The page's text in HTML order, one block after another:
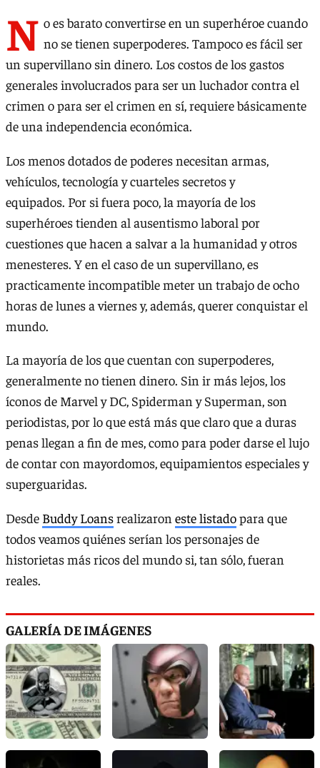
N o es barato convertirse en un superhéroe cuando
no se tienen superpoderes. Tampoco es fácil ser
un supervillano sin dinero. Los costos de los gastos
generales involucrados para ser un luchador contra el
crimen o para ser el crimen en sí, requiere básicamente
de una independencia económica.
Los menos dotados de poderes necesitan armas,
vehículos, tecnología y cuarteles secretos y
equipados. Por si fuera poco, la mayoría de los
superhéroes tienden al ausentismo laboral por
cuestiones que hacen a salvar a la humanidad y otros
menesteres. Y en el caso de un supervillano, es
practicamente incompatible meter un trabajo de ocho
horas de lunes a viernes y, además, querer conquistar el
mundo.
La mayoría de los que cuentan con superpoderes,
generalmente no tienen dinero. Sin ir más lejos, los
íconos de Marvel y DC, Spiderman y Superman, son
periodistas, por lo que está más que claro que a duras
penas llegan a fin de mes, como para poder darse el lujo
de contar con mayordomos, equipamientos especiales y
superguaridas.
Desde Buddy Loansrealizaron este listadopara que
todos veamos quiénes serían los personajes de
historietas más ricos del mundo si, tan sólo, fueran
reales.
GALERÍA DE IMÁGENES